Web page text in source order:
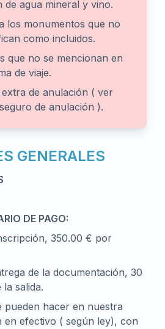
de agua mineral y vino.
los monumentos que no
como incluidos.
que no se mencionan en
de viaje.
de anulación ( ver
de anulación ).
GENERALES
DE PAGO:
350.00 € por
de la documentación, 30
la salida.
pueden hacer en nuestra
en efectivo ( según ley), con